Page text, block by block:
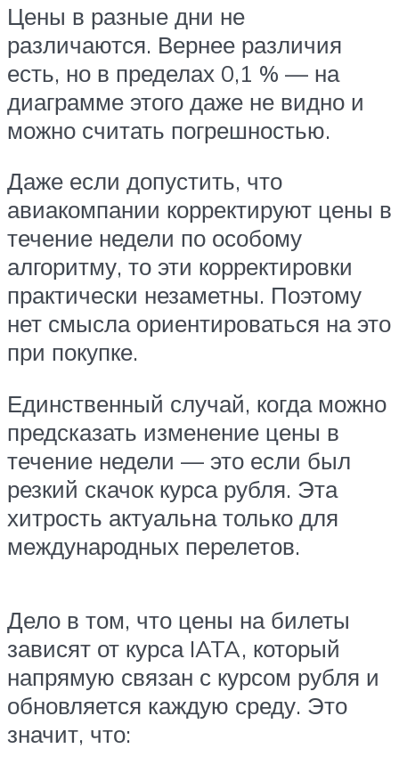
Цены в разные дни не
различаются. Вернее различия
есть, но в пределах 0,1 % — на
диаграмме этого даже не видно и
можно считать погрешностью.
Даже если допустить, что
авиакомпании корректируют цены в
течение недели по особому
алгоритму, то эти корректировки
практически незаметны. Поэтому
нет смысла ориентироваться на это
при покупке.
Единственный случай, когда можно
предсказать изменение цены в
течение недели — это если был
резкий скачок курса рубля. Эта
хитрость актуальна только для
международных перелетов.
Дело в том, что цены на билеты
зависят от курса IATA, который
напрямую связан с курсом рубля и
обновляется каждую среду. Это
значит, что: